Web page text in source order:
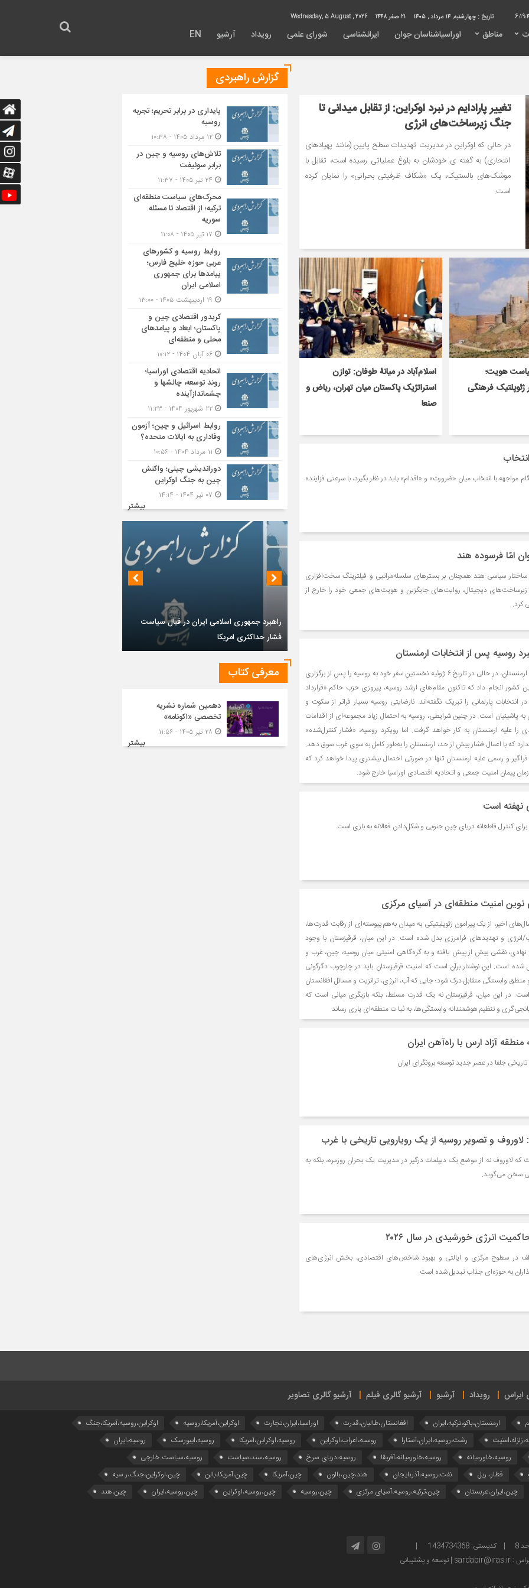
تاریخ : چهارشنبه, ۱۴ مرداد , ۱۴۰۵ 21 صفر 1448
مناطق اوراسیاشناسان جوان ایرانشناسی شورای علمی رویداد آرشیو EN
تغییر پارادایم در نبرد اوکراین: از تقابل میدانی تا
جنگ زیرساخت‌های انرژی
در حالی که اوکراین در مدیریت تهدیدات سطح پایین (مانند پهپادهای
انتحاری) به گفته ی خودشان به بلوغ عملیاتی رسیده است، تقابل با
موشک‌های بالستیک، یک «شکاف ظرفیتی بحرانی» را نمایان کرده
است.
هویت؛
ژئوپلتیک فرهنگی
اسلام‌آباد در میانۀ طوفان: توازن
استراتژیک پاکستان میان تهران، ریاض و
صنعا
مواجهه با انتخاب میان «ضرورت» و «اقدام» باید در نظر بگیرد، با سرعتی فزاینده
امّا فرسوده هند
سیاسی هند همچنان بر بسترهای سلسله‌مراتبی و فیلترینگ سخت‌افزاری
زیرساخت‌های دیجیتال، روایت‌های جایگزین و هویت‌های جمعی خود را خارج از
کرد.
روسیه پس از انتخابات ارمنستان
نیکول پاشینیان، نخست‌وزیر ارمنستان، در حالی در تاریخ ۶ ژوئیه نخستین سفر خود به روسیه را پس از برگزاری
۷ ژوئن این کشور انجام داد که تاکنون مقام‌های ارشد روسیه، پیروزی حزب حاکم «قرارداد
انتخابات پارلمانی را تبریک نگفته‌اند. نارضایتی روسیه بسیار فراتر از سکوت و
پاشینیان است. در چنین شرایطی، روسیه به احتمال زیاد مجموعه‌ای از اقدامات
را علیه ارمنستان به کار خواهد گرفت. اما رویکرد روسیه، «فشار کنترل‌شده»
که با اعمال فشار بیش از حد، ارمنستان را به‌طور کامل به سوی غرب سوق دهد.
و رسمی علیه ارمنستان تنها در صورتی احتمال بیشتری پیدا خواهد کرد که
پیمان امنیت جمعی و اتحادیه اقتصادی اوراسیا خارج شود.
نهفته است
کنترل قاطعانه دریای چین جنوبی و شکل‌دادن فعالانه به بازی است
نوین امنیت منطقه‌ای در آسیای مرکزی
اخیر، از یک پیرامون ژئوپلیتیکی به میدان به‌هم پیوسته‌ای از رقابت قدرت‌ها،
آب/‌انرژی و تهدیدهای فرامرزی بدل شده است. در این میان، قرقیزستان با وجود
نقشی بیش از پیش یافته و به گره‌گاهی امنیتی میان روسیه، چین، غرب و
شده است. این نوشتار برآن است که امنیت قرقیزستان باید در چارچوب دگرگونی
وابستگی متقابل درک شود؛ جایی که آب، انرژی، ترانزیت و مسائل افغانستان
است. در این میان، قرقیزستان نه یک قدرت مسلط، بلکه بازیگری میانی است که
و تنظیم هوشمندانه وابستگی‌ها، به ثبا ت منطقه‌ای یاری رساند.
آزاد ارس با راه‌آهن ایران
جلفا در عصر جدید توسعه برونگرای ایران
لاوروف و تصویر روسیه از یک رویارویی تاریخی با غرب
که لاوروف نه از موضع یک دیپلمات درگیر در مدیریت یک بحران روزمره، بلکه به
سخن می‌گوید.
انرژی خورشیدی در سال ۲۰۲۶
در سطوح مرکزی و ایالتی و بهبود شاخص‌های اقتصادی، بخش انرژی‌های
به حوزه‌ای جذاب تبدیل شده است.
گزارش راهبردی
پایداری در برابر تحریم؛ تجربه
روسیه
تلاش‌های روسیه و چین در
برابر سوئیفت
محرک‌های سیاست منطقه‌‎ای
ترکیه؛ از اقتصاد تا مسئله
سوریه
روابط روسیه و کشورهای
عربی حوزه خلیج فارس؛
پیامدها برای جمهوری
اسلامی ایران
کریدور اقتصادی چین و
پاکستان؛ ابعاد و پیامدهای
محلی و منطقه‌ای
اتحادیه اقتصادی اوراسیا؛
روند توسعه، چالشها و
چشماندازآینده
روابط اسرائیل و چین؛ آزمون
وفاداری به ایالات متحده؟
دوراندیشی چینی؛ واکنش
چین به جنگ اوکراین
بیشتر
راهبرد جمهوری اسلامی ایران در قبال سیاست
فشار حداکثری امریکا
چشم‌انداز روابط ایران و روسیه در جهان پساکرونا
معرفی کتاب
دهمین شماره نشریه
تخصصی «اکونامه»
بیشتر
ایراس رویداد آرشیو آرشیو گالری فیلم آرشیو گالری تصاویر
ارمنستان،باکو،ترکیه،ایران افغانستان،طالبان،قدرت اوراسیا،ایران،تجارت اوکراین،آمریکا،روسیه
اوکراین،روسیه،آمریکا،جنگ
رشت،روسیه،ایران،آستارا روسیه،اعراب،اوکراین روسیه،اوکراین،آمریکا روسیه،ایبورسک
روسیه،ایران
روسیه،خاورمیانه روسیه،خاورمیانه،آفریقا روسیه،دریای سرخ روسیه،سند،سیاست
روسیه،سیاست خارجی
قطار، ریل نفت،روسیه،آذربایجان هند،چین،بالون چین،آمریکا چین،آمریکا،بالن
چین،اوکراین،جنگ،ر.سیه
چین،ایران،عربستان چین،ترکیه،روسیه،آسیای مرکزی چین،روسیه چین،روسیه،اوکراین چین،روسیه،ایران
چین،هند
آدرس: تهران – خیابان ولیعصر – بالاتر از پارک ساعی – کوچه امینی، پلاک 2 – واحد 8 | کدپستی: 1434734368 |
توسعه و پشتیبانی